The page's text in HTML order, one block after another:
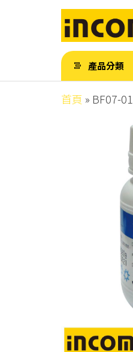
英
肯
儀
器
肯
有
產品分類
首頁 » BF07-